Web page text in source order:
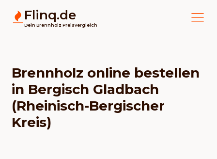
Flinq.de
Dein Brennholz Preisvergleich
Brennholz online bestellen
in Bergisch Gladbach
(Rheinisch-Bergischer
Kreis)